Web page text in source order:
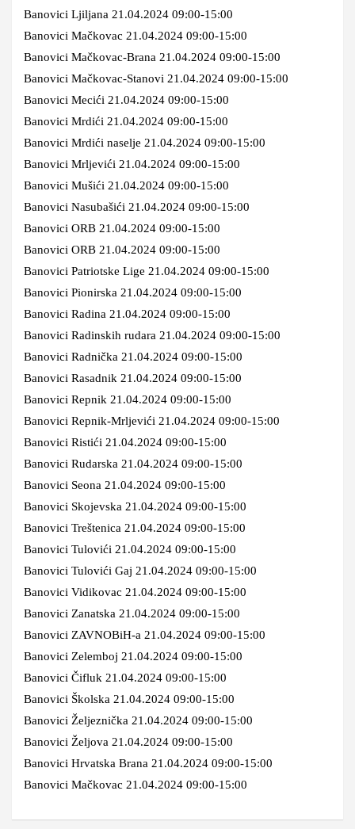
Banovici Ljiljana 21.04.2024 09:00-15:00
Banovici Mačkovac 21.04.2024 09:00-15:00
Banovici Mačkovac-Brana 21.04.2024 09:00-15:00
Banovici Mačkovac-Stanovi 21.04.2024 09:00-15:00
Banovici Mecići 21.04.2024 09:00-15:00
Banovici Mrdići 21.04.2024 09:00-15:00
Banovici Mrdići naselje 21.04.2024 09:00-15:00
Banovici Mrljevići 21.04.2024 09:00-15:00
Banovici Mušići 21.04.2024 09:00-15:00
Banovici Nasubašići 21.04.2024 09:00-15:00
Banovici ORB 21.04.2024 09:00-15:00
Banovici ORB 21.04.2024 09:00-15:00
Banovici Patriotske Lige 21.04.2024 09:00-15:00
Banovici Pionirska 21.04.2024 09:00-15:00
Banovici Radina 21.04.2024 09:00-15:00
Banovici Radinskih rudara 21.04.2024 09:00-15:00
Banovici Radnička 21.04.2024 09:00-15:00
Banovici Rasadnik 21.04.2024 09:00-15:00
Banovici Repnik 21.04.2024 09:00-15:00
Banovici Repnik-Mrljevići 21.04.2024 09:00-15:00
Banovici Ristići 21.04.2024 09:00-15:00
Banovici Rudarska 21.04.2024 09:00-15:00
Banovici Seona 21.04.2024 09:00-15:00
Banovici Skojevska 21.04.2024 09:00-15:00
Banovici Treštenica 21.04.2024 09:00-15:00
Banovici Tulovići 21.04.2024 09:00-15:00
Banovici Tulovići Gaj 21.04.2024 09:00-15:00
Banovici Vidikovac 21.04.2024 09:00-15:00
Banovici Zanatska 21.04.2024 09:00-15:00
Banovici ZAVNOBiH-a 21.04.2024 09:00-15:00
Banovici Zelemboj 21.04.2024 09:00-15:00
Banovici Čifluk 21.04.2024 09:00-15:00
Banovici Školska 21.04.2024 09:00-15:00
Banovici Željeznička 21.04.2024 09:00-15:00
Banovici Željova 21.04.2024 09:00-15:00
Banovici Hrvatska Brana 21.04.2024 09:00-15:00
Banovici Mačkovac 21.04.2024 09:00-15:00